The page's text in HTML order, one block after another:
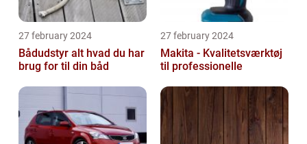
27 february 2024
Bådudstyr alt hvad du har
brug for til din båd
27 february 2024
Makita - Kvalitetsværktøj
til professionelle